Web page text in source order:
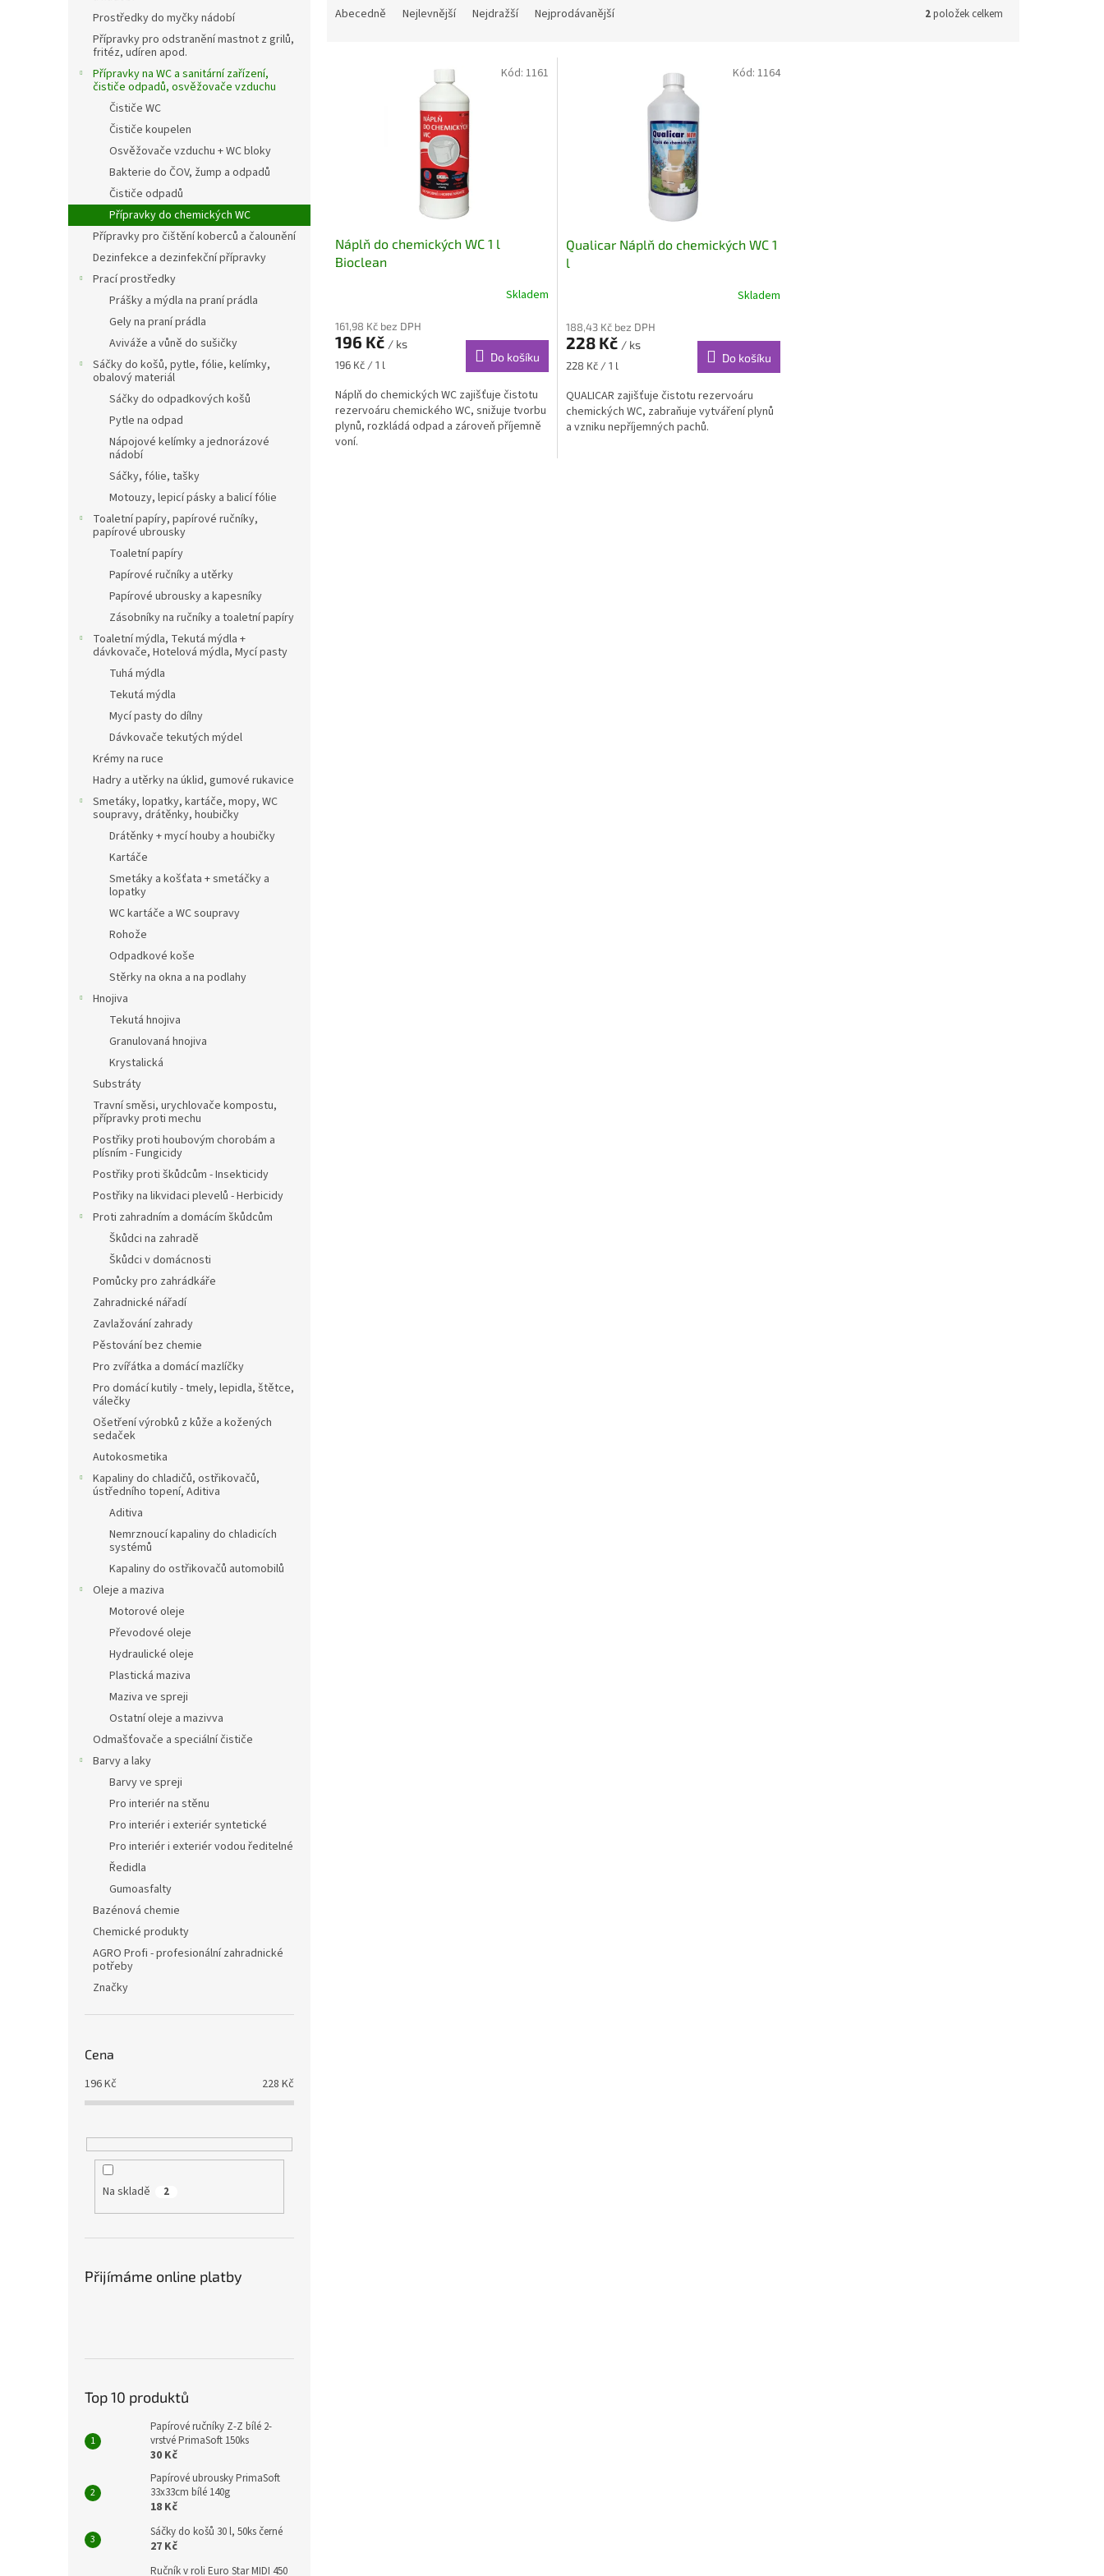
Prostředky do myčky nádobí
Přípravky pro odstranění mastnot z grilů,
fritéz, udíren apod.
Přípravky na WC a sanitární zařízení,
čističe odpadů, osvěžovače vzduchu
Čističe WC
Čističe koupelen
Osvěžovače vzduchu + WC bloky
Bakterie do ČOV, žump a odpadů
Čističe odpadů
Přípravky do chemických WC
Přípravky pro čištění koberců a čalounění
Dezinfekce a dezinfekční přípravky
Prací prostředky
Prášky a mýdla na praní prádla
Gely na praní prádla
Aviváže a vůně do sušičky
Sáčky do košů, pytle, fólie, kelímky,
obalový materiál
Sáčky do odpadkových košů
Pytle na odpad
Nápojové kelímky a jednorázové
nádobí
Sáčky, fólie, tašky
Motouzy, lepicí pásky a balicí fólie
Toaletní papíry, papírové ručníky,
papírové ubrousky
Toaletní papíry
Papírové ručníky a utěrky
Papírové ubrousky a kapesníky
Zásobníky na ručníky a toaletní papíry
Toaletní mýdla, Tekutá mýdla +
dávkovače, Hotelová mýdla, Mycí pasty
Tuhá mýdla
Tekutá mýdla
Mycí pasty do dílny
Dávkovače tekutých mýdel
Krémy na ruce
Hadry a utěrky na úklid, gumové rukavice
Smetáky, lopatky, kartáče, mopy, WC
soupravy, drátěnky, houbičky
Drátěnky + mycí houby a houbičky
Kartáče
Smetáky a košťata + smetáčky a
lopatky
WC kartáče a WC soupravy
Rohože
Odpadkové koše
Stěrky na okna a na podlahy
Hnojiva
Tekutá hnojiva
Granulovaná hnojiva
Krystalická
Substráty
Travní směsi, urychlovače kompostu,
přípravky proti mechu
Postřiky proti houbovým chorobám a
plísním - Fungicidy
Postřiky proti škůdcům - Insekticidy
Postřiky na likvidaci plevelů - Herbicidy
Proti zahradním a domácím škůdcům
Škůdci na zahradě
Škůdci v domácnosti
Pomůcky pro zahrádkáře
Zahradnické nářadí
Zavlažování zahrady
Pěstování bez chemie
Pro zvířátka a domácí mazlíčky
Pro domácí kutily - tmely, lepidla, štětce,
válečky
Ošetření výrobků z kůže a kožených
sedaček
Autokosmetika
Kapaliny do chladičů, ostřikovačů,
ústředního topení, Aditiva
Aditiva
Nemrznoucí kapaliny do chladicích
systémů
Kapaliny do ostřikovačů automobilů
Oleje a maziva
Motorové oleje
Převodové oleje
Hydraulické oleje
Plastická maziva
Maziva ve spreji
Ostatní oleje a mazivva
Odmašťovače a speciální čističe
Barvy a laky
Barvy ve spreji
Pro interiér na stěnu
Pro interiér i exteriér syntetické
Pro interiér i exteriér vodou ředitelné
Ředidla
Gumoasfalty
Bazénová chemie
Chemické produkty
AGRO Profi - profesionální zahradnické
potřeby
Značky
Cena
196Kč 228 Kč
Na skladě 2
Přijímáme online platby
Top 10 produktů
Papírové ručníky Z-Z bílé 2-
vrstvé PrimaSoft 150ks
30 Kč
Papírové ubrousky PrimaSoft
33x33cm bílé 140g
18 Kč
Sáčky do košů 30 l, 50ks černé
27 Kč
Ručník v roli Euro Star MIDI 450
Abecedně Nejlevnější Nejdražší Nejprodávanější 2položek celkem
Náplň do chemických WC 1 l
Bioclean
Skladem
161,98 Kč bez DPH
196 Kč / ks
Měrná
196 Kč / 1 l
Do košíku
Náplň do chemických WC zajišťuje čistotu
rezervoáru chemického WC, snižuje tvorbu
plynů, rozkládá odpad a zároveň příjemně
voní.
Kód: 1161
Qualicar Náplň do chemických WC 1
l
produktu
je
2,0
5
hvězdiček.
Skladem
188,43 Kč bez DPH
228 Kč / ks
Měrná
228 Kč / 1 l
Do košíku
QUALICAR zajišťuje čistotu rezervoáru
chemických WC, zabraňuje vytváření plynů
a vzniku nepříjemných pachů.
Kód: 1164